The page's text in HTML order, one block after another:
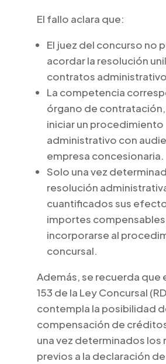
El fallo aclara que:
El juez del concurso no
acordar la resolución
contratos
La competencia
órgano de
iniciar un procedimiento
administrativo con
empresa concesionaria.
Solo una vez
resolución
cuantificados sus
importes
incorporarse al
concursal.
Además, se recuerda que
153 de la Ley Concursal
contempla la posibilidad
compensación de
una vez determinados los
previos a la declaración